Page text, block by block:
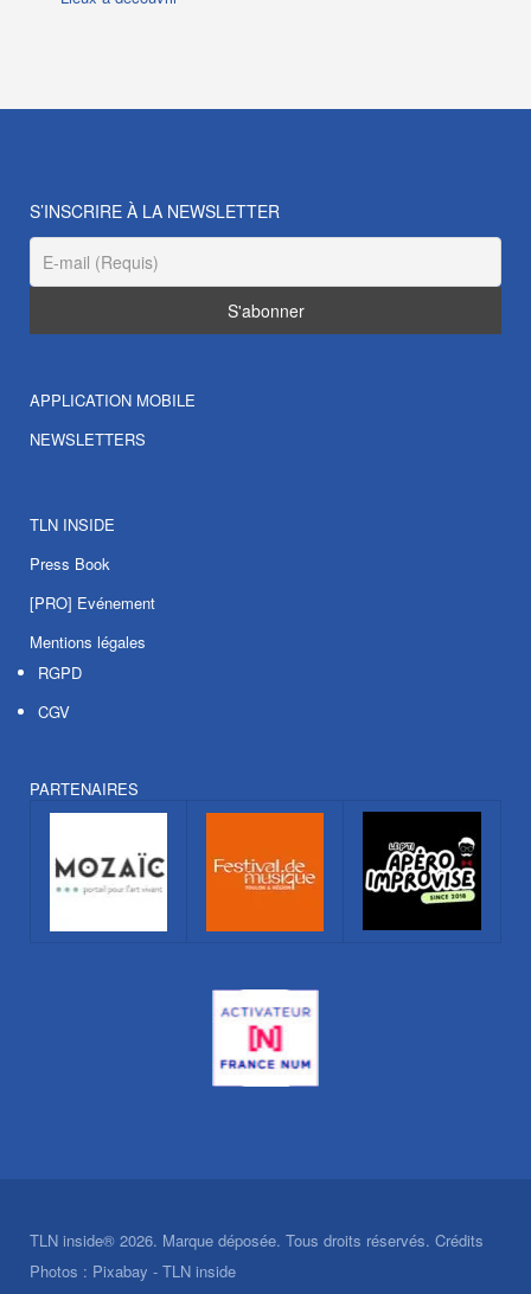
S’INSCRIRE À LA NEWSLETTER
APPLICATION MOBILE
NEWSLETTERS
TLN INSIDE
Press Book
[PRO] Evénement
Mentions légales
RGPD
CGV
PARTENAIRES
TLN inside® 2026. Marque déposée. Tous droits réservés. Crédits
Photos : Pixabay - TLN inside